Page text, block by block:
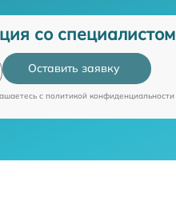
со специалистом
Оставить заявку
c политикой конфиденциальности